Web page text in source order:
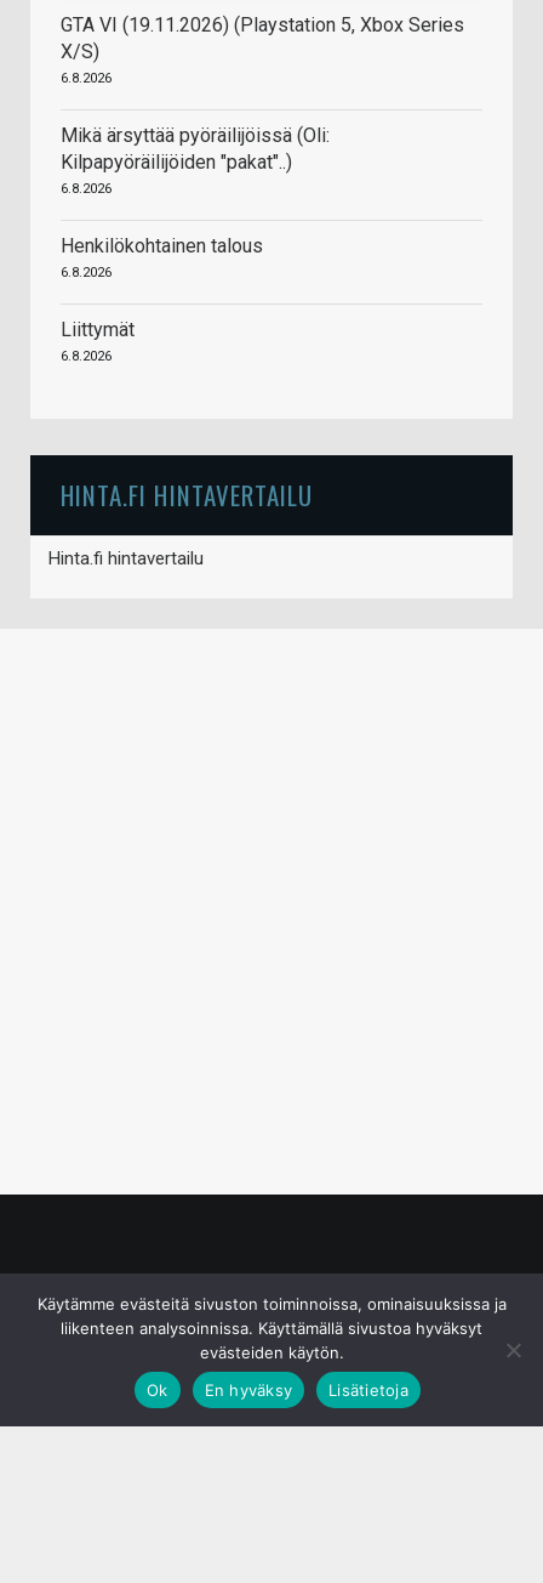
GTA VI (19.11.2026) (Playstation 5, Xbox Series
X/S)
6.8.2026
Mikä ärsyttää pyöräilijöissä (Oli:
Kilpapyöräilijöiden "pakat"..)
6.8.2026
Henkilökohtainen talous
6.8.2026
Liittymät
6.8.2026
HINTA.FI HINTAVERTAILU
Hinta.fi hintavertailu
Käytämme evästeitä sivuston toiminnoissa, ominaisuuksissa ja
liikenteen analysoinnissa. Käyttämällä sivustoa hyväksyt
evästeiden käytön.
Ok
En hyväksy Lisätietoja